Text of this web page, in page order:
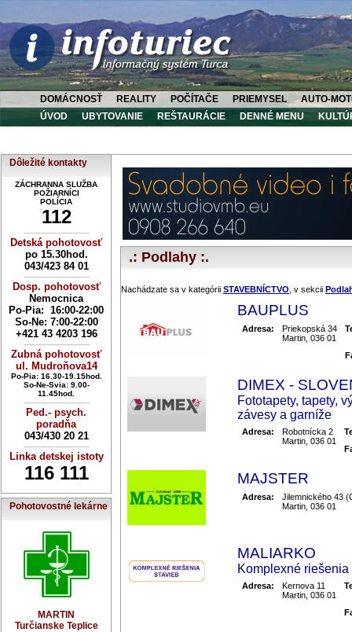
DOMÁCNOSŤ REALITY POČÍTAČE PRIEMYSEL
AUTO-
ÚVOD
UBYTOVANIE REŠTAURÁCIE DENNÉ MENU
Dôležité kontakty
ZÁCHRANNA SLUŽBA
POŽIARNÍCI
POLÍCIA
112
----------------------------
Detská pohotovosť
po 15.30hod.
043/423 84 01
----------------------------
Dosp. pohotovosť
Nemocnica
Po-Pia: 16:00-22:00
So-Ne: 7:00-22:00
+421 43 4203 196
----------------------------
Zubná pohotovosť
ul. Mudroňova14
Po-Pia: 16.30-19.15hod.
So-Ne-Svia: 9.00-
11.45hod.
----------------------------
Ped.- psych.
poradňa
043/430 20 21
----------------------------
Linka detskej istoty
116 111
Pohotovostné lekárne
MARTIN
Turčianske Teplice
.: Podlahy :.
Nachádzate sa v kategórii STAVEBNÍCTVO , v sekcii
BAUPLUS
Adresa:
Priekopská 34
Martin, 036 01
DIMEX -
Fototapety, tapety,
závesy a garníže
Adresa:
Robotnícka 2
Martin, 036 01
MAJSTER
Adresa:
Jilemnického 43
Martin, 036 01
MALIARKO
Komplexné riešenia
Adresa:
Kernova 11
Martin, 036 01